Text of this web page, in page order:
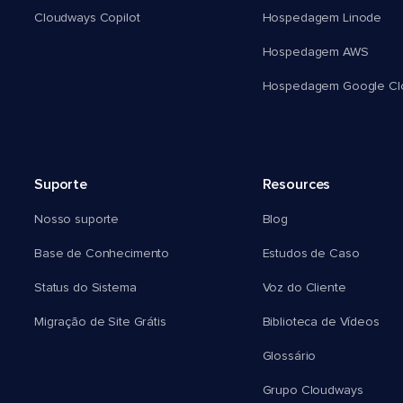
Cloudways Copilot Hospedagem Linode
Hospedagem AWS
Hospedagem Google
Suporte
Nosso suporte
Base de Conhecimento
Status do Sistema
Migração de Site Grátis
Resources
Blog
Estudos de Caso
Voz do Cliente
Biblioteca de Vídeos
Glossário
Grupo Cloudways